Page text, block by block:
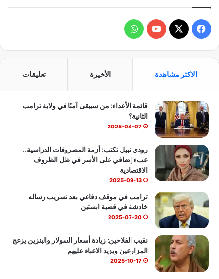
ي
و
ك
X
Y
T
u
e
ا
ا
ب
الاكثر مشاهدة الأخيرة تعليقات
قائمة الأعداء: من سيبقى آمنًا في ولاية ترامب
الثانية؟
2025-04-07
رودي نبيل تكتب: أزمة المصروفات الدراسية..
عبء إضافي على الأسر في ظل الظروف
الاقتصادية
2025-09-13
ترامب في موقف دفاعي بعد تسريب رساله
خادشة في قضية ابستين
2025-07-20
نقيب الفلاحين: زيادة أسعار السولار والبنزين يزعج
المزارعين ويزيد الاعباء عليهم
2025-10-17